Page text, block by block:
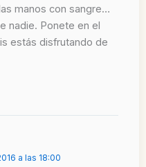
manos con sangre…
nadie. Ponete en el
estás disfrutando de
a las 18:00